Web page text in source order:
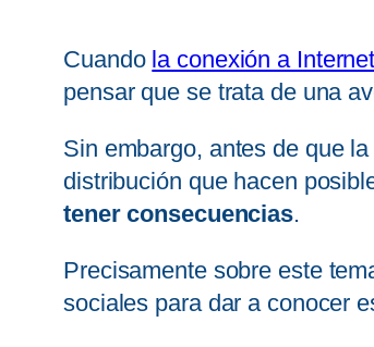
Cuando la conexión a
pensar que se trata de una
Sin embargo, antes de que
distribución que hacen
tener consecuencias.
Precisamente sobre este
sociales para dar a conocer